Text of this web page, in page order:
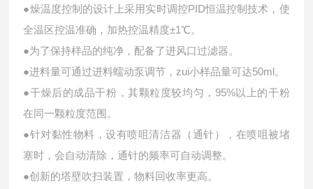
●燥温度控制的设计上采用实时调控PID恒温控制技术，使
全温区控温准确，加热控温精度±1℃。
●为了保持样品的纯净，配备了进风口过滤器。
●进料量可通过进料蠕动泵调节，zui小样品量可达50ml。
●干燥后的成品干粉，其颗粒度较均匀，95%以上的干粉
在同一颗粒度范围。
●针对黏性物料，设有喷咀清洁器（通针），在喷咀被堵
塞时，会自动清除，通针的频率可自动调整。
●创新的塔壁吹扫装置，物料回收率更高。